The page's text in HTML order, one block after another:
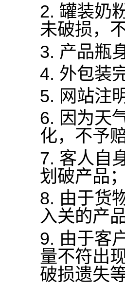
2. 罐装奶
未破损，
3. 产品瓶
4. 外包装
5. 网站注
6. 因为天
化，不予赔
7. 客人自
划破产品；
8. 由于货
入关的产
9. 由于客
量不符出
破损遗失